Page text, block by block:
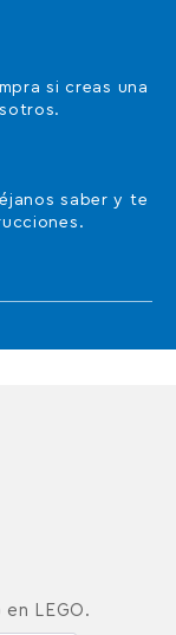
si creas una
saber y te
LEGO.